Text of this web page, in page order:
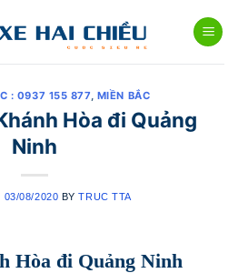
: 0937 155 877, MIỀN BẮC
Hòa đi Quảng
Ninh
03/08/2020 BYTRUC TTA
Hòa đi Quảng Ninh